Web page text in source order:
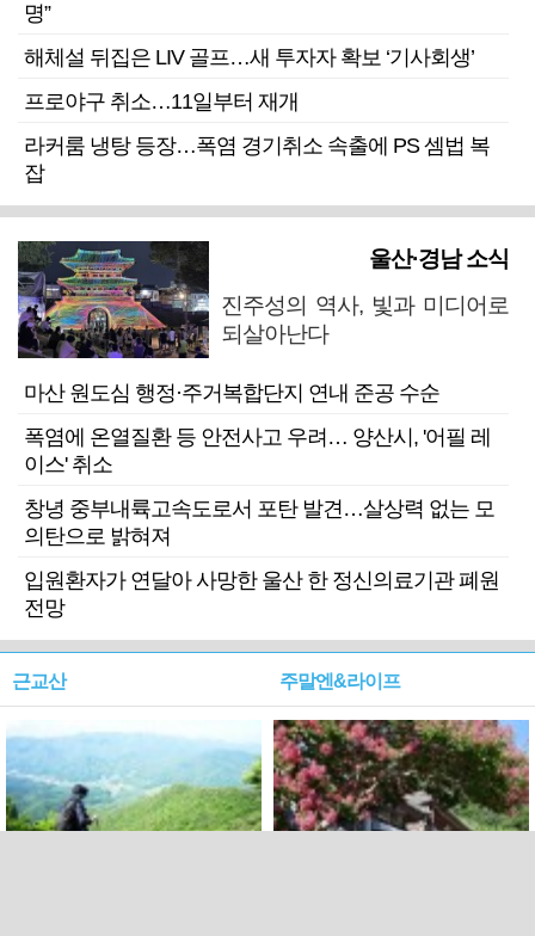
명”
해체설 뒤집은 LIV 골프…새 투자자 확보 ‘기사회생’
프로야구 취소…11일부터 재개
라커룸 냉탕 등장…폭염 경기취소 속출에 PS 셈법 복
잡
울산·경남 소식
진주성의 역사, 빛과 미디어로
되살아난다
마산 원도심 행정·주거복합단지 연내 준공 수순
폭염에 온열질환 등 안전사고 우려… 양산시, '어필 레
이스' 취소
창녕 중부내륙고속도로서 포탄 발견…살상력 없는 모
의탄으로 밝혀져
입원환자가 연달아 사망한 울산 한 정신의료기관 폐원
전망
근교산 주말엔&라이프